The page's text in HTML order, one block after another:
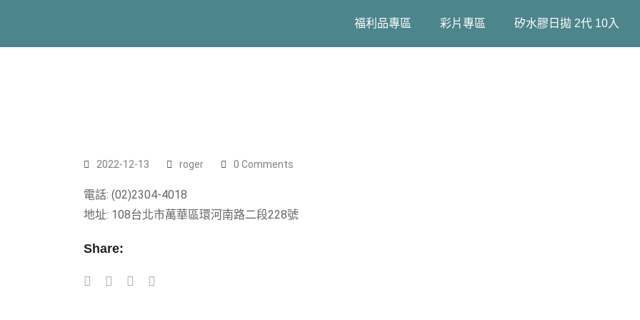
福利品專區 彩片專區 矽水膠日拋 2代 10入
2022-12-13 roger 0 Comments
電話: (02)2304-4018
地址: 108台北市萬華區環河南路二段228號
Share: